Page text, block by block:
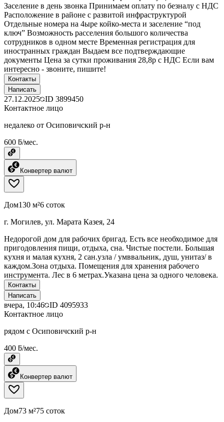
Заселение в день звонка Принимаем оплату по безналу с НДС
Расположение в районе с развитой инфраструктурой
Отдельные номера на 4ыре койко-места и заселение “под
ключ” Возможность расселения большого количества
сотрудников в одном месте Временная регистрация для
иностранных граждан Выдаем все подтверждающие
документы Цена за сутки проживания 28,8р с НДС Если вам
интересно - звоните, пишите!
Контакты
Написать
27.12.2025 ID 3899450
Контактное лицо
недалеко от Осиповичский р-н
600 ƃ/мес.
Конвертер валют
Дом130 м²6 соток
г. Могилев, ул. Марата Казея, 24
Недорогой дом для рабочих бригад. Есть все необходимое для
пригодовления пищи, отдыха, сна. Чистые постели. Большая
кухня и малая кухня, 2 сан.узла / умввальник, душ, унитаз/ в
каждом.Зона отдыха. Помещения для хранения рабочего
инструмента. Лес в 6 метрах.Указана цена за одного человека.
Контакты
Написать
вчера, 10:46 ID 4095933
Контактное лицо
рядом с Осиповичский р-н
400 ƃ/мес.
Конвертер валют
Дом73 м²75 соток